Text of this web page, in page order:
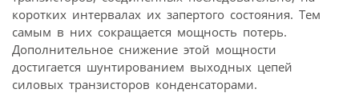
коротких интервалах их запертого состояния. Тем
самым в них сокращается мощность потерь.
Дополнительное снижение этой мощности
достигается шунтированием выходных цепей
силовых транзисторов конденсаторами.